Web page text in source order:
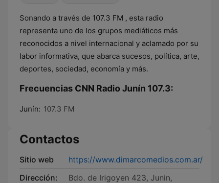
Sonando a través de 107.3 FM , esta radio
representa uno de los grupos mediáticos más
reconocidos a nivel internacional y aclamado por su
labor informativa, que abarca sucesos, política, arte,
deportes, sociedad, economía y más.
Frecuencias CNN Radio Junín 107.3:
Junín: 107.3 FM
Contactos
Sitio web
https://www.dimarcomedios.com.ar/
Dirección:
Bdo. de Irigoyen 423, Junin,